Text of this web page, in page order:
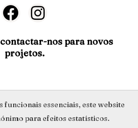
F
a
c
e
o
o
k
I
n
s
t
g
r
a
nos para novos
projetos.
funcionais essenciais, este website
para efeitos estatísticos.